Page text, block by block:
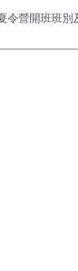
令營開班班別